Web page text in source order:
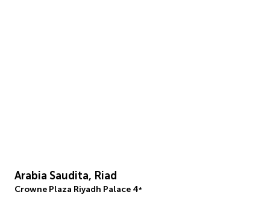
Arabia Saudita, Riad
Crowne Plaza Riyadh Palace 4*